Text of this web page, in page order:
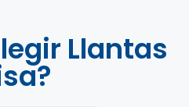
Llantas